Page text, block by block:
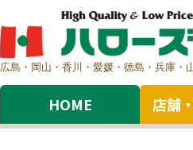
広島・岡山・香川・愛媛・徳島・兵庫・
HOME 店舗